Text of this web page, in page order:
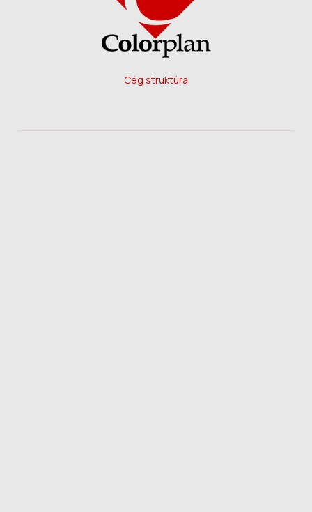
Cég struktúra